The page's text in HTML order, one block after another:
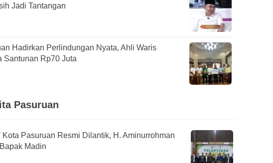
Jadi Tantangan
Hadirkan Perlindungan Nyata, Ahli Waris
Santunan Rp70 Juta
Pasuruan
Pasuruan Resmi Dilantik, H. Aminurrohman
Madin